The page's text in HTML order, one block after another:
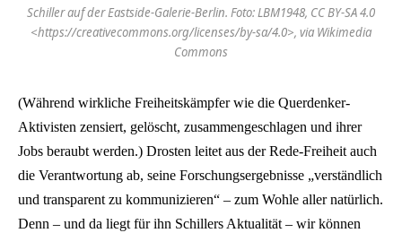
Schiller auf der Eastside-Galerie-Berlin. Foto: LBM1948, CC BY-SA 4.0
<https://creativecommons.org/licenses/by-sa/4.0>, via Wikimedia
Commons
(Während wirkliche Freiheitskämpfer wie die Querdenker-
Aktivisten zensiert, gelöscht, zusammengeschlagen und ihrer
Jobs beraubt werden.) Drosten leitet aus der Rede-Freiheit auch
die Verantwortung ab, seine Forschungsergebnisse „verständlich
und transparent zu kommunizieren“ – zum Wohle aller natürlich.
Denn – und da liegt für ihn Schillers Aktualität – wir können